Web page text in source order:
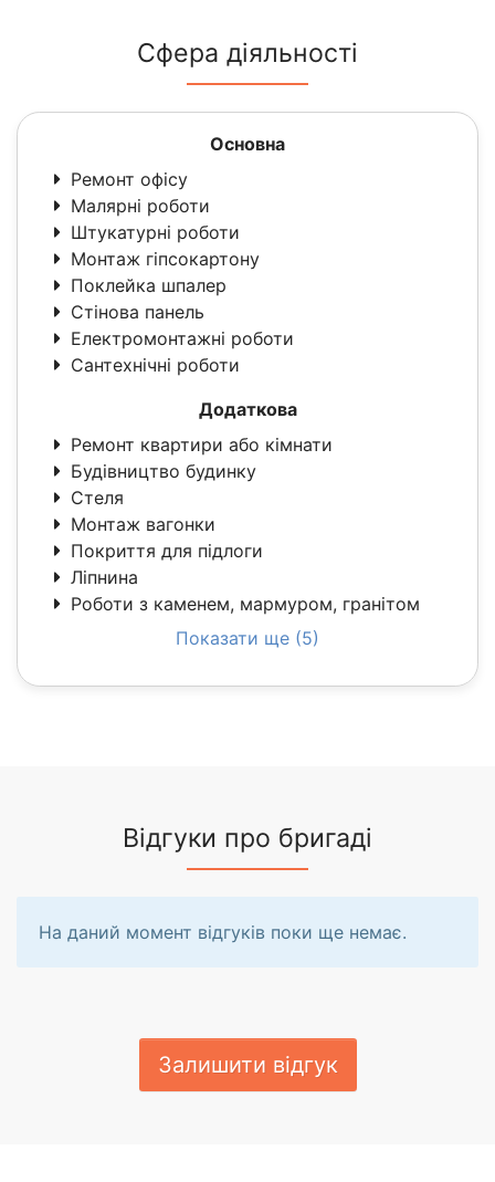
Сфера діяльності
Основна
Ремонт офісу
Малярні роботи
Штукатурні роботи
Монтаж гіпсокартону
Поклейка шпалер
Стінова панель
Електромонтажні роботи
Сантехнічні роботи
Додаткова
Ремонт квартири або кімнати
Будівництво будинку
Стеля
Монтаж вагонки
Покриття для підлоги
Ліпнина
Роботи з каменем, мармуром, гранітом
Показати ще (5)
Відгуки про бригаді
На даний момент відгуків поки ще немає.
Залишити відгук